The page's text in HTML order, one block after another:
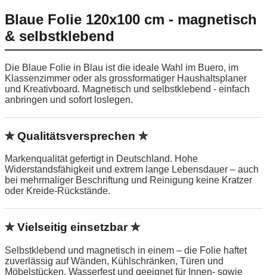
Blaue Folie 120x100 cm - magnetisch
& selbstklebend
Die Blaue Folie in Blau ist die ideale Wahl im Buero, im
Klassenzimmer oder als grossformatiger Haushaltsplaner
und Kreativboard. Magnetisch und selbstklebend - einfach
anbringen und sofort loslegen.
✮ Qualitätsversprechen ✮
Markenqualität gefertigt in Deutschland. Hohe
Widerstandsfähigkeit und extrem lange Lebensdauer – auch
bei mehrmaliger Beschriftung und Reinigung keine Kratzer
oder Kreide-Rückstände.
✮ Vielseitig einsetzbar ✮
Selbstklebend und magnetisch in einem – die Folie haftet
zuverlässig auf Wänden, Kühlschränken, Türen und
Möbelstücken. Wasserfest und geeignet für Innen- sowie